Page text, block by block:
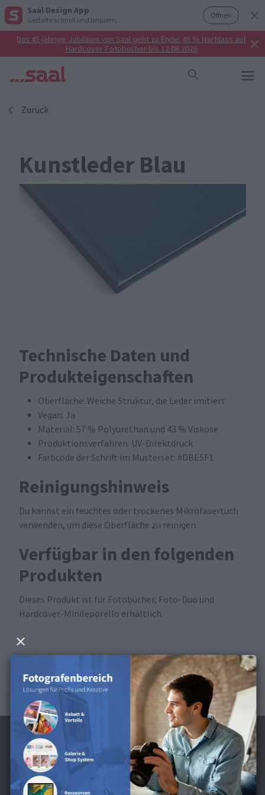
Saal Design App
Gestalte schnell und bequem. Öffnen
Das 45-jährige Jubiläum von Saal geht zu Ende: 45 % Nachlass auf
Hardcover-Fotobücher bis 12.08.2026
Zurück
Kunstleder Blau
Technische Daten und
Produkteigenschaften
Oberfläche: Weiche Struktur, die Leder imitiert
Vegan: Ja
Material: 57 % Polyurethan und 43 % Viskose
Produktionsverfahren: UV-Direktdruck
Farbcode der Schrift im Musterset: #DBE5F1
Reinigungshinweis
Du kannst ein feuchtes oder trockenes Mikrofasertuch
verwenden, um diese Oberfläche zu reinigen.
Verfügbar in den folgenden
Produkten
Dieses Produkt ist für Fotobücher, Foto-Duo und
Hardcover-Minileporello erhältlich.
Jetzt Newsletter abonnieren und 5 €